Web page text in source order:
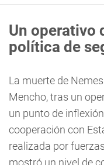
Un operativo
política de
La muerte de
Mencho, tras un
un punto de
cooperación con
realizada por
mostró un nivel de